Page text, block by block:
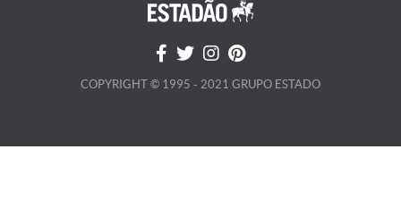
COPYRIGHT © 1995 - 2021 GRUPO ESTADO